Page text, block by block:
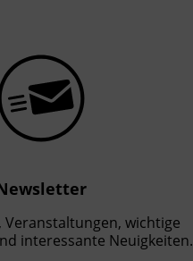
Veranstaltungen, wichtige
interessante Neuigkeiten.